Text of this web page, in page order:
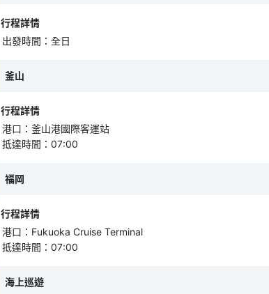
行程詳情
出發時間 ： 全日
釜山
行程詳情
港口 ： 釜山港國際客運站
抵達時間 ： 07:00
福岡
行程詳情
港口 ： Fukuoka Cruise Terminal
抵達時間 ： 07:00
海上巡遊